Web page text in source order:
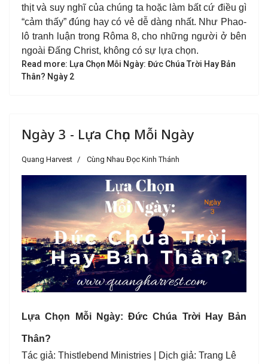
thịt và suy nghĩ của chúng ta hoặc làm bất cứ điều gì
“cảm thấy” đúng hay có vẻ dễ dàng nhất. Như Phao-
lô tranh luận trong Rôma 8, cho những người ở bên
ngoài Đấng Christ, không có sự lựa chọn.
Read more: Lựa Chọn Mỗi Ngày: Đức Chúa Trời Hay Bản
Thân? Ngày 2
Ngày 3 - Lựa Chọn Mỗi Ngày
Quang Harvest Cùng Nhau Đọc Kinh Thánh
Lựa Chọn Mỗi Ngày: Đức Chúa Trời Hay Bản
Thân?
Tác giả: Thistlebend Ministries | Dịch giả: Trang Lê